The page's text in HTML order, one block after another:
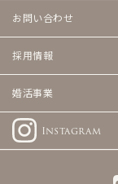
お問い合わせ
採用情報
婚活事業
Instagram